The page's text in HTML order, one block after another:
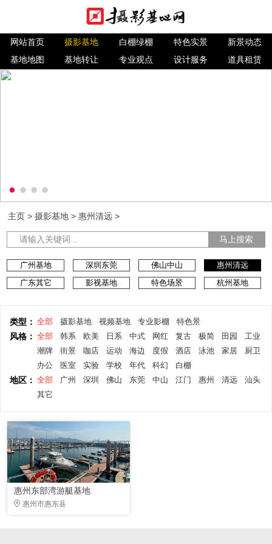
网站首页 摄影基地 白棚绿棚 特色实景
新景动态
基地地图
基地转让 专业观点 设计服务 道具租赁
主页 >摄影基地 >惠州清远 >
马上搜索
广州基地 深圳东莞 佛山中山
惠州清远
广东其它
影视基地 特色场景 杭州基地
类型： 全部 摄影基地 视频基地 专业影棚 特色景
风格： 全部 韩系 欧美 日系 中式 网红 复古 极简 田园
工业
潮牌
街景 咖店 运动 海边 度假 酒店 泳池 家居
厨卫
办公
医室 实验 学校 年代 科幻 白棚
地区： 全部 广州 深圳 佛山 东莞 中山 江门 惠州 清远
汕头
其它
惠州东部湾游艇基地
惠州市惠东县